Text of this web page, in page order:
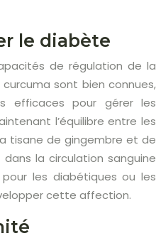
le diabète
de régulation de la
sont bien connues,
efficaces pour gérer les
l’équilibre entre les
tisane de gingembre et de
la circulation sanguine
les diabétiques ou les
cette affection.